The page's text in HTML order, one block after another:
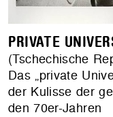
PRIVATE
(Tschechische
Das „private
der Kulisse der
den 70er-Jahren